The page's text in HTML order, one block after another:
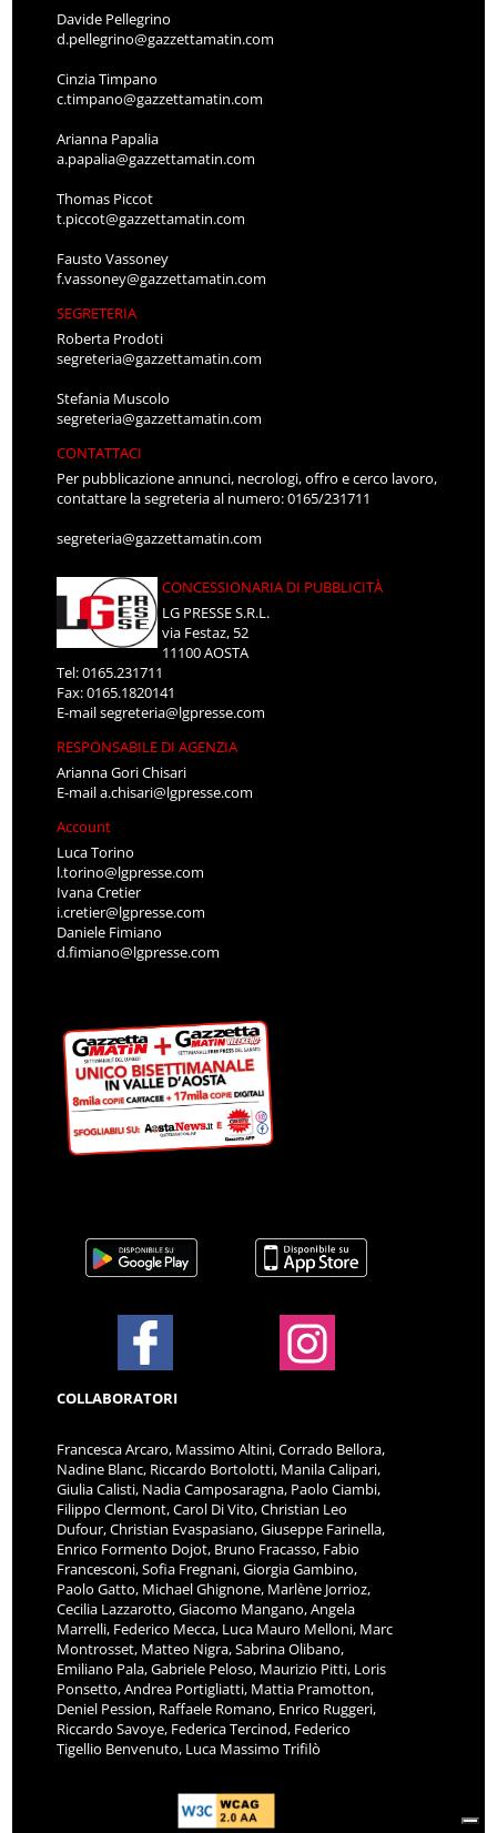
Davide Pellegrino
d.pellegrino@gazzettamatin.com
Cinzia Timpano
c.timpano@gazzettamatin.com
Arianna Papalia
a.papalia@gazzettamatin.com
Thomas Piccot
t.piccot@gazzettamatin.com
Fausto Vassoney
f.vassoney@gazzettamatin.com
SEGRETERIA
Roberta Prodoti
segreteria@gazzettamatin.com
Stefania Muscolo
segreteria@gazzettamatin.com
CONTATTACI
Per pubblicazione annunci, necrologi, offro e cerco lavoro,
contattare la segreteria al numero: 0165/231711
segreteria@gazzettamatin.com
CONCESSIONARIA DI PUBBLICITÀ
LG PRESSE S.R.L.
via Festaz, 52
11100 AOSTA
Tel: 0165.231711
Fax: 0165.1820141
E-mailsegreteria@lgpresse.com
RESPONSABILE DI AGENZIA
Arianna Gori Chisari
E-maila.chisari@lgpresse.com
Account
Luca Torino
l.torino@lgpresse.com
Ivana Cretier
i.cretier@lgpresse.com
Daniele Fimiano
d.fimiano@lgpresse.com
COLLABORATORI
Francesca Arcaro, Massimo Altini, Corrado Bellora,
Nadine Blanc, Riccardo Bortolotti, Manila Calipari,
Giulia Calisti, Nadia Camposaragna, Paolo Ciambi,
Filippo Clermont, Carol Di Vito, Christian Leo
Dufour, Christian Evaspasiano, Giuseppe Farinella,
Enrico Formento Dojot, Bruno Fracasso, Fabio
Francesconi, Sofia Fregnani, Giorgia Gambino,
Paolo Gatto, Michael Ghignone, Marlène Jorrioz,
Cecilia Lazzarotto, Giacomo Mangano, Angela
Marrelli, Federico Mecca, Luca Mauro Melloni, Marc
Montrosset, Matteo Nigra, Sabrina Olibano,
Emiliano Pala, Gabriele Peloso, Maurizio Pitti, Loris
Ponsetto, Andrea Portigliatti, Mattia Pramotton,
Deniel Pession, Raffaele Romano, Enrico Ruggeri,
Riccardo Savoye, Federica Tercinod, Federico
Tigellio Benvenuto, Luca Massimo Trifilò